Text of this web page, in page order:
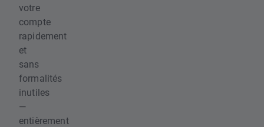
votre
compte
rapidement
et
sans
formalités
inutiles
—
entièrement